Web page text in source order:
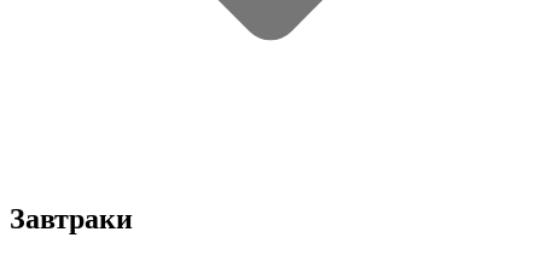
Завтраки